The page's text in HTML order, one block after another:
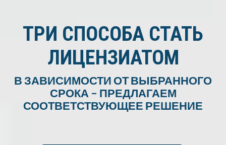
ТРИ СПОСОБА СТАТЬ
ЛИЦЕНЗИАТОМ
В ЗАВИСИМОСТИ ОТ ВЫБРАННОГО
СРОКА – ПРЕДЛАГАЕМ
СООТВЕТСТВУЮЩЕЕ РЕШЕНИЕ